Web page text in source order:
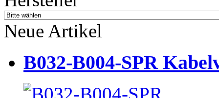
Neue Artikel
B032-B004-SPR